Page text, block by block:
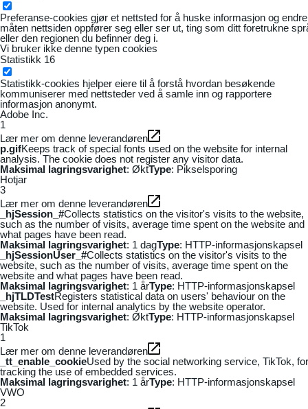
Preferanse-cookies gjør et nettsted for å huske informasjon og
måten nettsiden oppfører seg eller ser ut, ting som ditt foretrukne
eller den regionen du befinner deg i.
Vi bruker ikke denne typen cookies
Statistikk 16
Statistikk-cookies hjelper eiere til å forstå hvordan besøkende
kommuniserer med nettsteder ved å samle inn og rapportere
informasjon anonymt.
Adobe Inc.
1
Lær mer om denne leverandøren
p.gifKeeps track of special fonts used on the website for internal
analysis. The cookie does not register any visitor data.
Maksimal lagringsvarighet: ØktType: Pikselsporing
Hotjar
3
Lær mer om denne leverandøren
_hjSession_#Collects statistics on the visitor's visits to the website,
such as the number of visits, average time spent on the website and
what pages have been read.
Maksimal lagringsvarighet: 1 dagType: HTTP-informasjonskapsel
_hjSessionUser_#Collects statistics on the visitor's visits to the
website, such as the number of visits, average time spent on the
website and what pages have been read.
Maksimal lagringsvarighet: 1 årType: HTTP-informasjonskapsel
_hjTLDTestRegisters statistical data on users' behaviour on the
website. Used for internal analytics by the website operator.
Maksimal lagringsvarighet: ØktType: HTTP-informasjonskapsel
TikTok
1
Lær mer om denne leverandøren
_tt_enable_cookieUsed by the social networking service, TikTok, for
tracking the use of embedded services.
Maksimal lagringsvarighet: 1 årType: HTTP-informasjonskapsel
VWO
2